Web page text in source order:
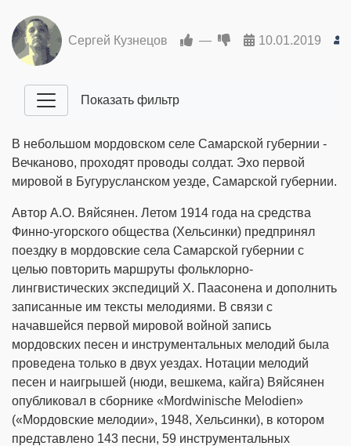
Сергей Кузнецов — 10.01.2019
Показать фильтр
В небольшом мордовском селе Самарской губернии -
Вечканово, проходят проводы солдат. Эхо первой
мировой в Бугурусланском уезде, Самарской губернии.
Автор А.О. Вяйсянен. Летом 1914 года на средства
Финно-угорского общества (Хельсинки) предпринял
поездку в мордовские села Самарской губернии с
целью повторить маршруты фольклорно-
лингвистических экспедиций Х. Паасонена и дополнить
записанные им тексты мелодиями. В связи с
начавшейся первой мировой войной запись
мордовских песен и инструментальных мелодий была
проведена только в двух уездах. Нотации мелодий
песен и наигрышей (нюди, вешкема, кайга) Вяйсянен
опубликовал в сборнике «Mordwinische Melodien»
(«Мордовские мелодии», 1948, Хельсинки), в котором
представлено 143 песни, 59 инструментальных